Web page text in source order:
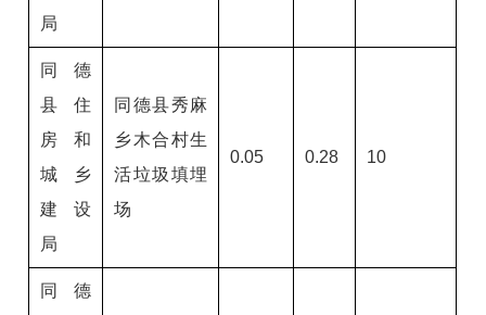
局
同德
县住
房和
城乡
建设
局
同德县秀麻
乡木合村生
活垃圾填埋
场
0.05 0.28 10
同德